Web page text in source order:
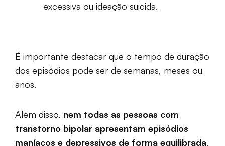
excessiva ou ideação suicida.
É importante destacar que o tempo de duração
dos episódios pode ser de semanas, meses ou
anos.
Além disso, nem todas as pessoas com
transtorno bipolar apresentam episódios
maníacos e depressivos de forma equilibrada.